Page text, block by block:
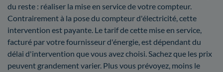
du reste : réaliser la mise en service de votre compteur.
Contrairement à la pose du compteur d'électricité, cette
intervention est payante. Le tarif de cette mise en service,
facturé par votre fournisseur d'énergie, est dépendant du
délai d'intervention que vous avez choisi. Sachez que les prix
peuvent grandement varier. Plus vous prévoyez, moins le